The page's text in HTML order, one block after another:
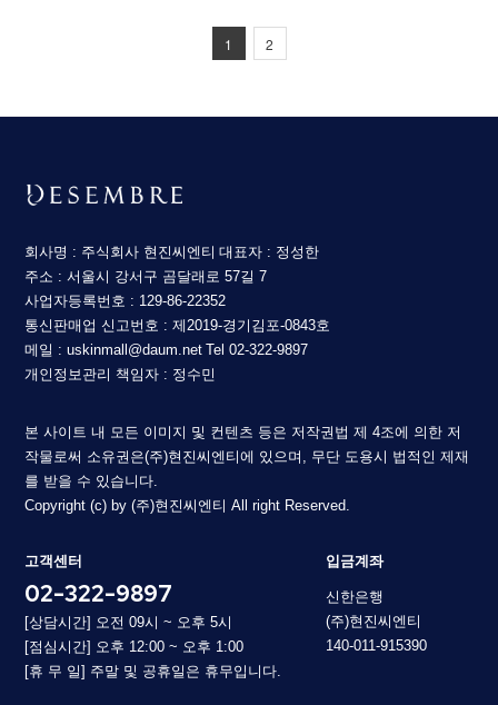
1 2
회사명 : 주식회사 현진씨엔티 대표자 : 정성한
주소 : 서울시 강서구 곰달래로 57길 7
사업자등록번호 : 129-86-22352
통신판매업 신고번호 : 제2019-경기김포-0843호
메일 : uskinmall@daum.net Tel 02-322-9897
개인정보관리 책임자 : 정수민
본 사이트 내 모든 이미지 및 컨텐츠 등은 저작권법 제 4조에 의한 저
작물로써 소유권은(주)현진씨엔티에 있으며, 무단 도용시 법적인 제재
를 받을 수 있습니다.
Copyright (c) by (주)현진씨엔티 All right Reserved.
고객센터
02-322-9897
[상담시간] 오전 09시 ~ 오후 5시
[점심시간] 오후 12:00 ~ 오후 1:00
[휴 무 일] 주말 및 공휴일은 휴무입니다.
입금계좌
신한은행
(주)현진씨엔티
140-011-915390